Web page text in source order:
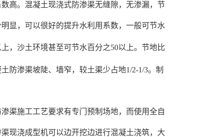
数高。混凝土现浇式防渗渠无缝隙，无渗漏，节
显，可以很好的提升水利用系数，一般可节水
上，沙土环境甚至可节水百分之50以上。节地比
防渗渠坡陡、墙窄，较土渠少占地1/2-1/3。制
施工工艺要求有专门预制场地，而使用全自
现浇成型机可以边开挖边进行混凝土浇筑，大